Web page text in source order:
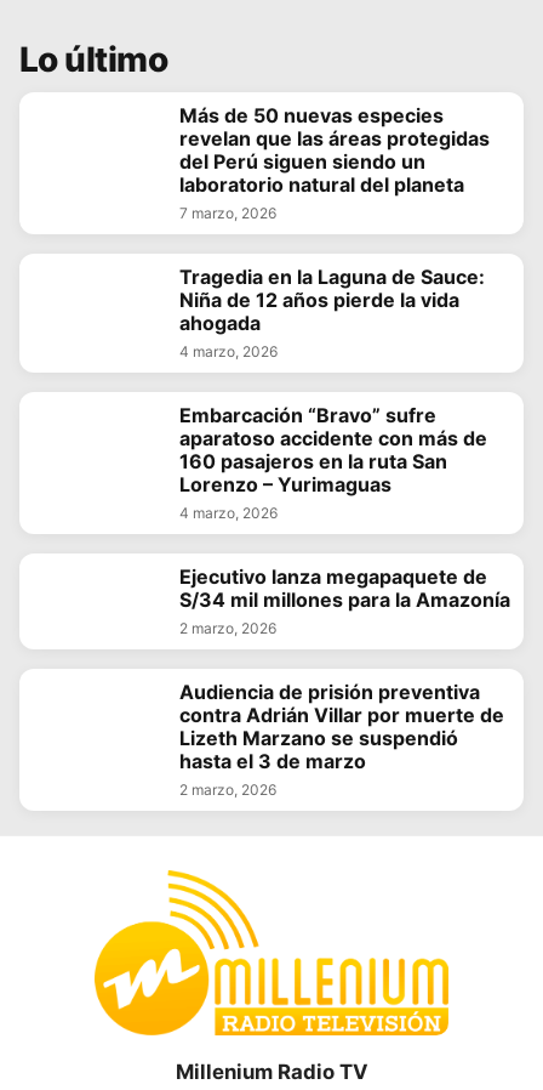
Lo último
Más de 50 nuevas especies
revelan que las áreas protegidas
del Perú siguen siendo un
laboratorio natural del planeta
7 marzo, 2026
Tragedia en la Laguna de Sauce:
Niña de 12 años pierde la vida
ahogada
4 marzo, 2026
Embarcación “Bravo” sufre
aparatoso accidente con más de
160 pasajeros en la ruta San
Lorenzo – Yurimaguas
4 marzo, 2026
Ejecutivo lanza megapaquete de
S/34 mil millones para la Amazonía
2 marzo, 2026
Audiencia de prisión preventiva
contra Adrián Villar por muerte de
Lizeth Marzano se suspendió
hasta el 3 de marzo
2 marzo, 2026
Millenium Radio TV